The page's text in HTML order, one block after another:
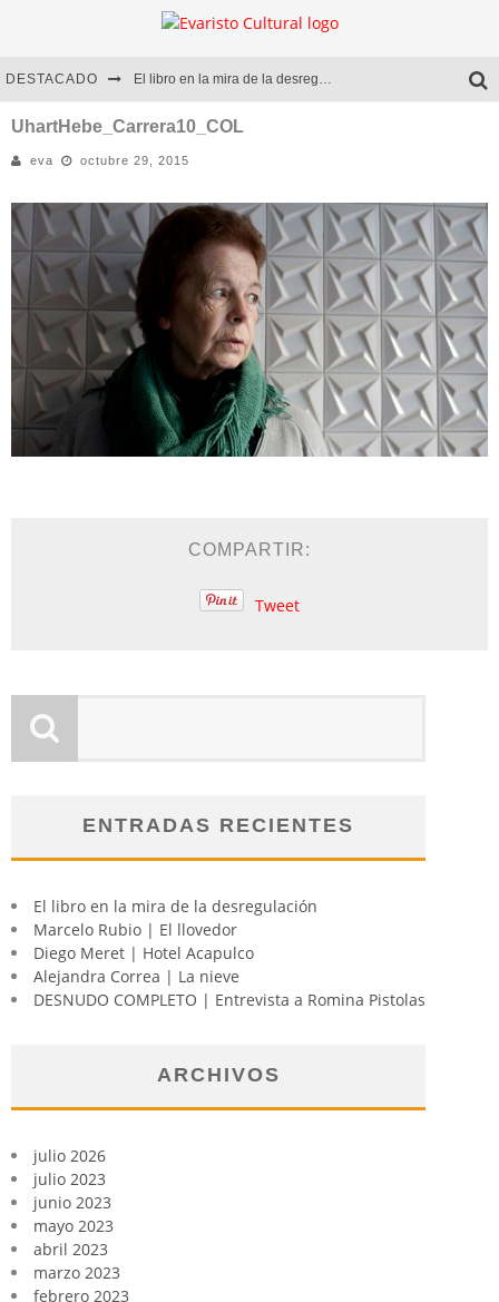
DESTACADO El libro en la mira de la desregulación
Marcelo Rubio | El llovedor
Diego Meret | Hotel Acapulco
Alejandra Correa | La nieve
UhartHebe_Carrera10_COL
eva octubre 29, 2015
COMPARTIR:
Tweet
ENTRADAS RECIENTES
El libro en la mira de la desregulación
Marcelo Rubio | El llovedor
Diego Meret | Hotel Acapulco
Alejandra Correa | La nieve
DESNUDO COMPLETO | Entrevista a Romina Pistolas
ARCHIVOS
julio 2026
julio 2023
junio 2023
mayo 2023
abril 2023
marzo 2023
febrero 2023